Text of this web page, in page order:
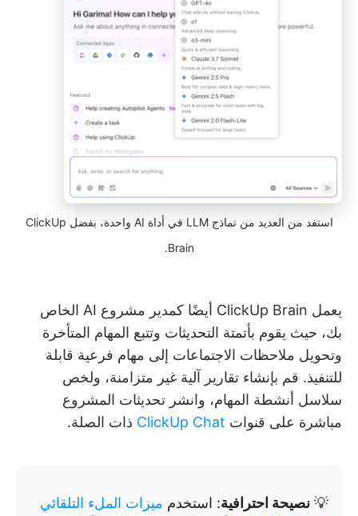
استفد من العديد من نماذج LLM في أداة AI واحدة، بفضل ClickUp
Brain.
يعمل ClickUp Brain أيضًا كمدير مشروع AI الخاص
بك، حيث يقوم بأتمتة التحديثات وتتبع المهام المتأخرة
وتحويل ملاحظات الاجتماعات إلى مهام فرعية قابلة
للتنفيذ. قم بإنشاء تقارير آلية غير متزامنة، ولخص
سلاسل أنشطة المهام، وانشر تحديثات المشروع
مباشرة على قنوات ClickUp Chat ذات الصلة.
💡 نصيحة احترافية: استخدم ميزات الملء التلقائي